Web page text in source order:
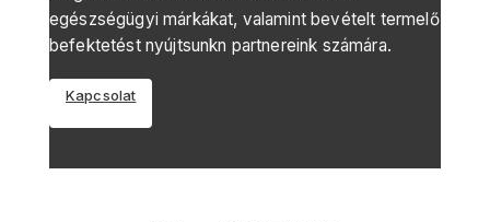
egészségügyi márkákat, valamint bevételt termelő
befektetést nyújtsunkn partnereink számára.
Kapcsolat